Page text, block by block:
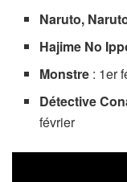
Naruto,
Hajime No
Monstre : 1er
Détective
février